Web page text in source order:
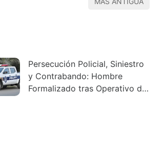
Persecución Policial, Siniestro
y Contrabando: Hombre
Formalizado tras Operativo de